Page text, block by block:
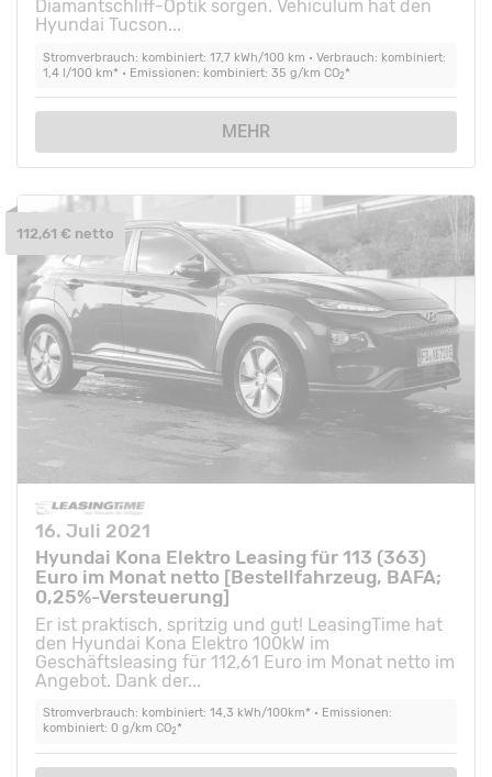
Diamantschliff-Optik sorgen. Vehiculum hat den
Hyundai Tucson...
Stromverbrauch: kombiniert: 17,7 kWh/100 km • Verbrauch: kombiniert:
1,4 l/100 km* • Emissionen: kombiniert: 35 g/km CO2*
MEHR
16. Juli 2021
Hyundai Kona Elektro Leasing für 113 (363)
Euro im Monat netto [Bestellfahrzeug, BAFA;
0,25%-Versteuerung]
Er ist praktisch, spritzig und gut! LeasingTime hat
den Hyundai Kona Elektro 100kW im
Geschäftsleasing für 112,61 Euro im Monat netto im
Angebot. Dank der...
Stromverbrauch: kombiniert: 14,3 kWh/100km* • Emissionen:
kombiniert: 0 g/km CO2*
112,61 € netto